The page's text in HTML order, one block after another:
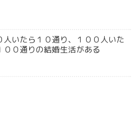
人いたら１０通り、１００人いた
００通りの結婚生活がある